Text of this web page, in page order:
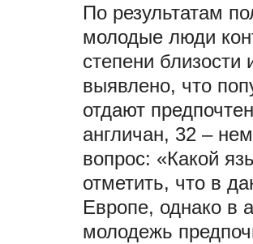
По результатам
молодые люди
степени
выявлено, что
отдают
англичан, 32 –
вопрос: «Какой
отметить, что в
Европе, однако в
молодежь